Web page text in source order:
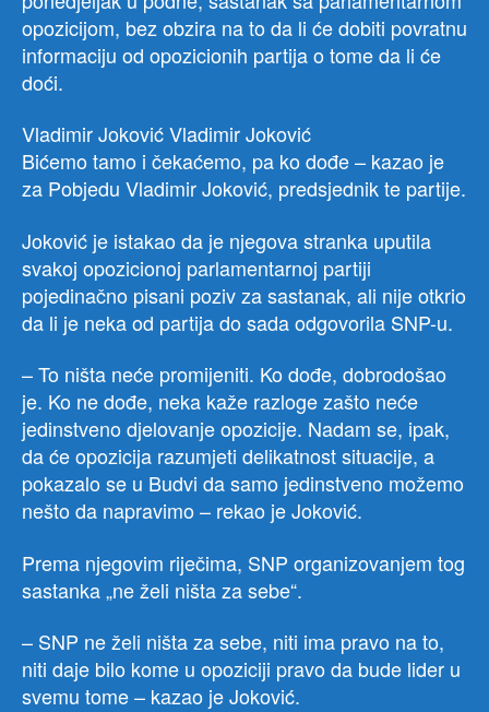
opozicijom, bez obzira na to da li će dobiti povratnu
informaciju od opozicionih partija o tome da li će
doći.
Vladimir Joković Vladimir Joković
Bićemo tamo i čekaćemo, pa ko dođe – kazao je
za Pobjedu Vladimir Joković, predsjednik te partije.
Joković je istakao da je njegova stranka uputila
svakoj opozicionoj parlamentarnoj partiji
pojedinačno pisani poziv za sastanak, ali nije otkrio
da li je neka od partija do sada odgovorila SNP-u.
– To ništa neće promijeniti. Ko dođe, dobrodošao
je. Ko ne dođe, neka kaže razloge zašto neće
jedinstveno djelovanje opozicije. Nadam se, ipak,
da će opozicija razumjeti delikatnost situacije, a
pokazalo se u Budvi da samo jedinstveno možemo
nešto da napravimo – rekao je Joković.
Prema njegovim riječima, SNP organizovanjem tog
sastanka „ne želi ništa za sebe“.
– SNP ne želi ništa za sebe, niti ima pravo na to,
niti daje bilo kome u opoziciji pravo da bude lider u
svemu tome – kazao je Joković.